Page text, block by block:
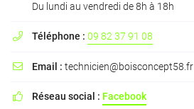
INSCRIPTION
Du lundi au vendredi de 8h à 18h
 Téléphone : 09 82 37 91 08
 Email : technicien@boisconcept58.fr
 Réseau social : Facebook